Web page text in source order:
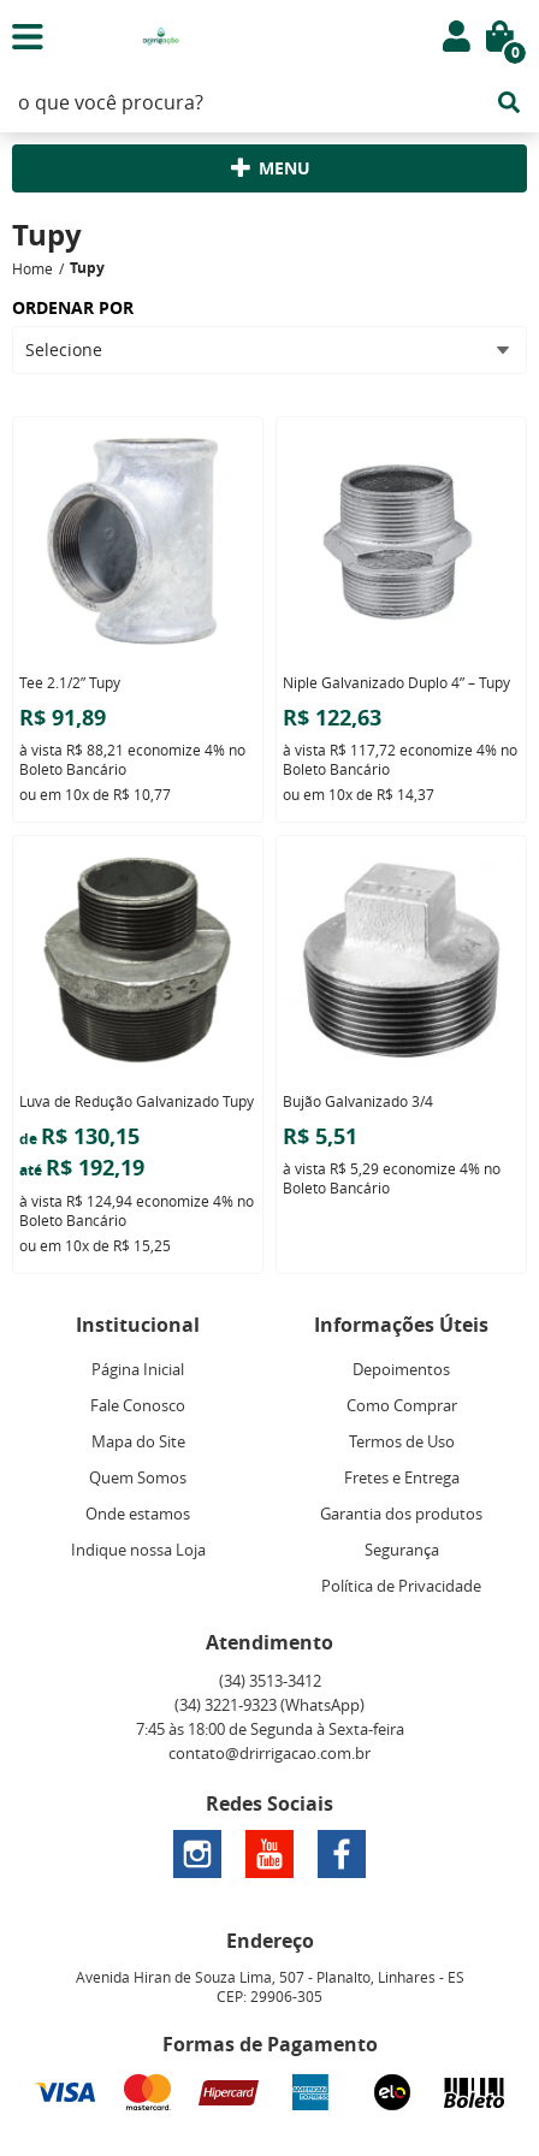
0
MENU
Tupy
Home Tupy
ORDENAR POR
Selecione
Tee 2.1/2” Tupy
R$ 91,89
à vista R$ 88,21 economize 4% no
Boleto Bancário
ou em 10xde R$ 10,77
Niple Galvanizado Duplo 4” – Tupy
R$ 122,63
à vista R$ 117,72 economize 4% no
Boleto Bancário
ou em 10xde R$ 14,37
Luva de Redução Galvanizado Tupy
de R$ 130,15
até R$ 192,19
à vista R$ 124,94economize 4% no
Boleto Bancário
ou em 10xde R$ 15,25
Bujão Galvanizado 3/4
R$ 5,51
à vista R$ 5,29economize 4% no
Boleto Bancário
Institucional
Página Inicial
Fale Conosco
Mapa do Site
Quem Somos
Onde estamos
Indique nossa Loja
Informações Úteis
Depoimentos
Como Comprar
Termos de Uso
Fretes e Entrega
Garantia dos produtos
Segurança
Política de Privacidade
Atendimento
(34)3513-3412
(34)3221-9323(WhatsApp)
7:45 às 18:00 de Segunda à Sexta-feira
contato@drirrigacao.com.br
Redes Sociais
Endereço
Avenida Hiran de Souza Lima, 507- Planalto, Linhares - ES
CEP: 29906-305
Formas de Pagamento